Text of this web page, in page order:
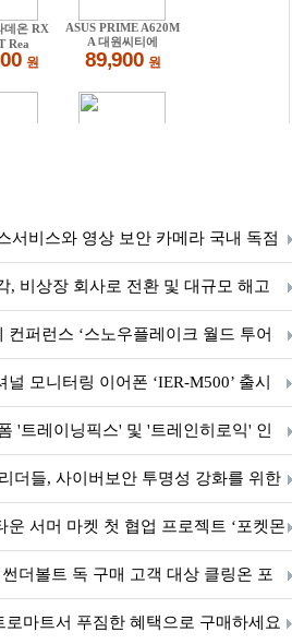
서비스와 영상 보안 카메라 국내 독점
, 비상장 회사로 전환 및 대규모 해고
컨퍼런스 ‘스노우플레이크 월드 투어
모니터링 이어폰 ‘IER-M500’ 출시
'트레이닝픽스' 및 '트레인히로익' 인
훈련 지원 확대
더들, 사이버보안 투명성 강화를 위한
운 서머 마켓 첫 협업 프로젝트 ‘포켓몬
더볼트 독 구매 고객 대상 클링온 포
콜 연장 진행
로마트서 푸짐한 혜택으로 구매하세요